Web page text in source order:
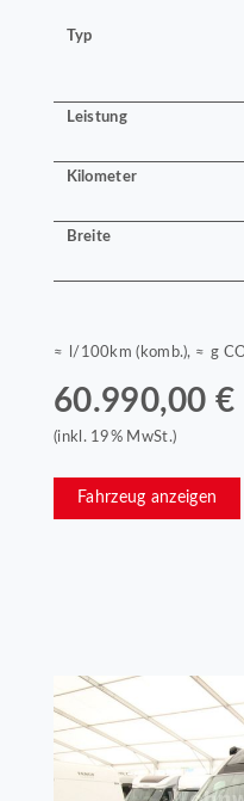
Typ
Leistung
Kilometer
Breite
≈ l/100km (komb.), ≈ g
60.990,00 €
(inkl. 19% MwSt.)
Fahrzeug anzeigen